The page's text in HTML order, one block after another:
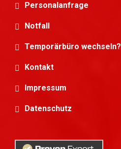
Personalanfrage
Notfall
Temporärbüro wechseln?
Kontakt
Impressum
Datenschutz